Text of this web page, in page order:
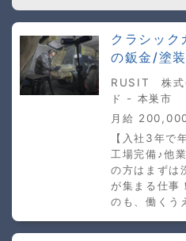
クラシック
の鈑金/塗
RUSIT 株式
ド - 本巣市
月給
【入社3年で
工場完備♪他
の方はまずは
が集まる仕事
のも、働くう